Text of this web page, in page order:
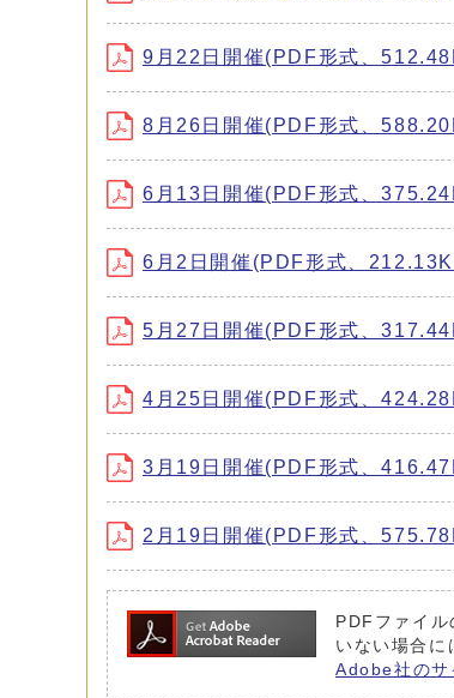
9月22日開催(PDF形式、
8月26日開催(PDF形式、
6月13日開催(PDF形式、
6月2日開催(PDF形式、
5月27日開催(PDF形式、
4月25日開催(PDF形式、
3月19日開催(PDF形式、
2月19日開催(PDF形式、
PDFファイ
いない場合に
Adobe社のサ